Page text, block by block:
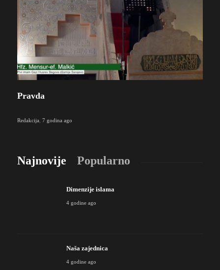
Pravda
Redakcija 7 godina ago
Najnovije Popularno
Dimenzije islama
4 godine ago
Naša zajednica
4 godine ago